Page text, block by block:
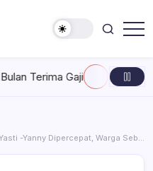
Gaji Rabu, Agustus
Dipercepat, Warga Sebut Gubernur Seorang Negarawan Sejati